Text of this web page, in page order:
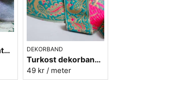
Dekorband - Kantband i textil Nr 52 DEKORBAND
Turkost dekorband med påfåglar - 3cm
49 kr / meter